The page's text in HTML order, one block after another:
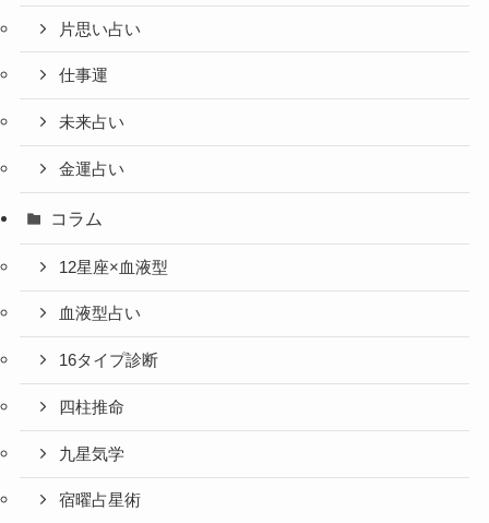
片思い占い
仕事運
未来占い
金運占い
コラム
12星座×血液型
血液型占い
16タイプ診断
四柱推命
九星気学
宿曜占星術